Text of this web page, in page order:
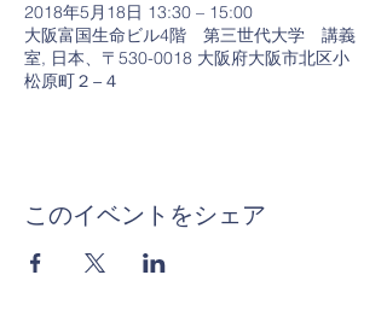
2018年5月18日 13:30 – 15:00
大阪富国生命ビル4階 第三世代大学 講義
室, 日本、〒530-0018 大阪府大阪市北区小
松原町２−４
このイベントをシェア